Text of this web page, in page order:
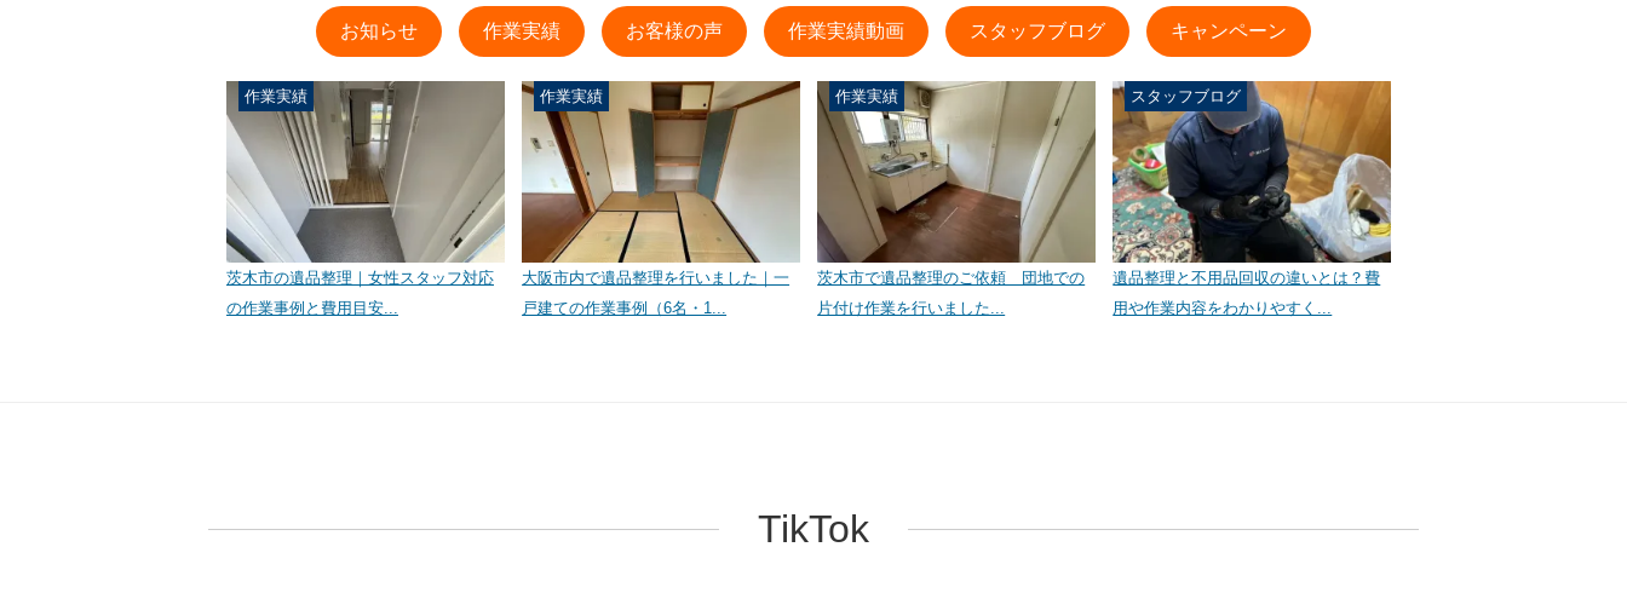
お知らせ 作業実績 お客様の声 作業実績動画 スタッフブログ キャンペーン
作業実績
茨木市の遺品整理｜女性スタッフ対応
の作業事例と費用目安...
作業実績
大阪市内で遺品整理を行いました｜一
戸建ての作業事例（6名・1...
作業実績
茨木市で遺品整理のご依頼 団地での
片付け作業を行いました...
スタッフブログ
遺品整理と不用品回収の違いとは？費
用や作業内容をわかりやすく...
TikTok